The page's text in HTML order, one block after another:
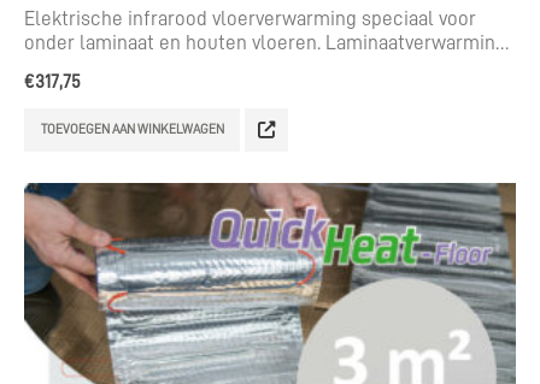
0out of 5
Elektrische infrarood vloerverwarming speciaal voor
onder laminaat en houten vloeren. Laminaatverwarming
€317,75
TOEVOEGEN AAN WINKELWAGEN